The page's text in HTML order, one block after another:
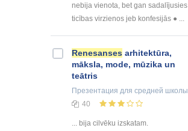
nebija vienota, bet gan sadalījusies
ticības virzienos jeb konfesijās ● ...
Renesanses arhitektūra,
māksla, mode, mūzika un
teātris
Презентация для средней школы
40
... bija cilvēku izskatam.